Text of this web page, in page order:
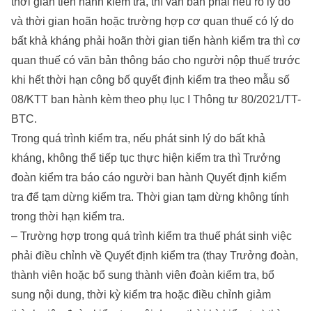
và thời gian hoãn hoặc trường hợp cơ quan thuế có lý do
bất khả kháng phải hoãn thời gian tiến hành kiểm tra thì cơ
quan thuế có văn bản thông báo cho người nộp thuế trước
khi hết thời hạn công bố quyết định kiểm tra theo mẫu số
08/KTT ban hành kèm theo phụ lục I Thông tư 80/2021/TT-
BTC.
Trong quá trình kiểm tra, nếu phát sinh lý do bất khả
kháng, không thể tiếp tục thực hiện kiểm tra thì Trưởng
đoàn kiểm tra báo cáo người ban hành Quyết định kiểm
tra để tạm dừng kiểm tra. Thời gian tạm dừng không tính
trong thời hạn kiểm tra.
– Trường hợp trong quá trình kiểm tra thuế phát sinh việc
phải điều chỉnh về Quyết định kiểm tra (thay Trưởng đoàn,
thành viên hoặc bổ sung thành viên đoàn kiểm tra, bổ
sung nội dung, thời kỳ kiểm tra hoặc điều chỉnh giảm